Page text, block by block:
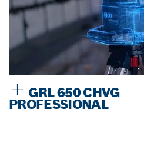
GRL 650 CHVG
PROFESSIONAL